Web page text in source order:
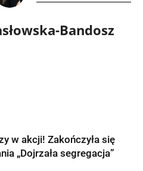
Bandosz
w akcji! Zakończyła się
„Dojrzała segregacja”